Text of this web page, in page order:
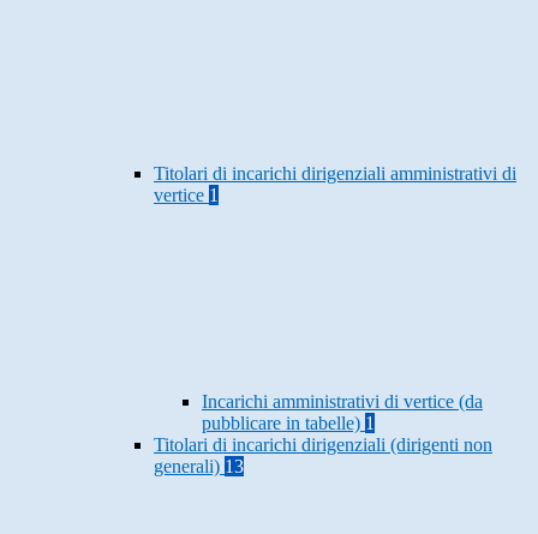
Titolari di incarichi dirigenziali amministrativi di
vertice 1
Incarichi amministrativi di vertice (da
pubblicare in tabelle) 1
Titolari di incarichi dirigenziali (dirigenti non
generali) 13